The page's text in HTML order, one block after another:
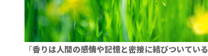
「香りは人間の感情や記憶と密接に結びついている